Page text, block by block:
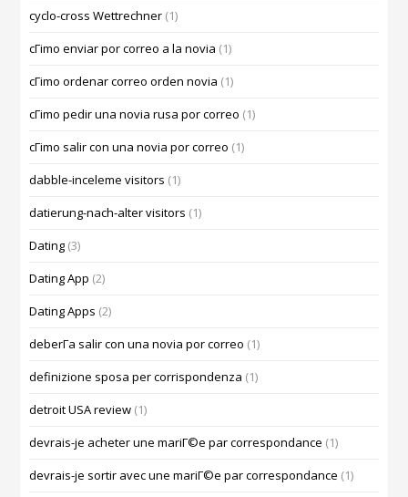
cyclo-cross Wettrechner (1)
cГіmo enviar por correo a la novia (1)
cГіmo ordenar correo orden novia (1)
cГіmo pedir una novia rusa por correo (1)
cГіmo salir con una novia por correo (1)
dabble-inceleme visitors (1)
datierung-nach-alter visitors (1)
Dating (3)
Dating App (2)
Dating Apps (2)
deberГ­a salir con una novia por correo (1)
definizione sposa per corrispondenza (1)
detroit USA review (1)
devrais-je acheter une mariГ©e par correspondance (1)
devrais-je sortir avec une mariГ©e par correspondance (1)